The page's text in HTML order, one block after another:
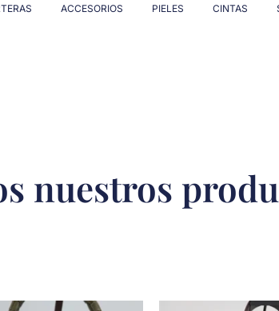
ACCESORIOS PIELES CINTAS
nuestros